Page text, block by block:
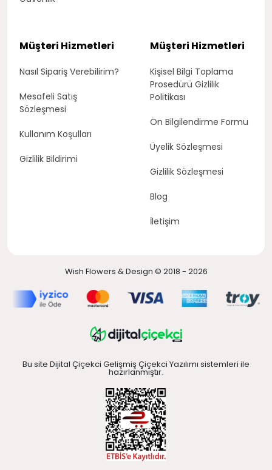
Müşteri Hizmetleri
Nasıl Sipariş Verebilirim?
Mesafeli Satış
Sözleşmesi
Kullanım Koşulları
Gizlilik Bildirimi
Müşteri Hizmetleri
Kişisel Bilgi Toplama
Prosedürü Gizlilik
Politikası
Ön Bilgilendirme Formu
Üyelik Sözleşmesi
Gizlilik Sözleşmesi
Blog
İletişim
Wish Flowers & Design © 2018 - 2026
Bu site Dijital Çiçekci Gelişmiş Çiçekci Yazılımı sistemleri ile
hazırlanmıştır.